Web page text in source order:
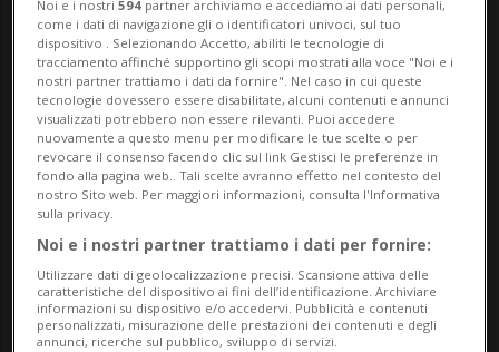
Noi e i nostri594 partner archiviamo e accediamo ai dati personali,
come i dati di navigazione gli o identificatori univoci, sul tuo
dispositivo . Selezionando Accetto, abiliti le tecnologie di
tracciamento affinché supportino gli scopi mostrati alla voce "Noi e i
nostri partner trattiamo i dati da fornire". Nel caso in cui queste
tecnologie dovessero essere disabilitate, alcuni contenuti e annunci
visualizzati potrebbero non essere rilevanti. Puoi accedere
nuovamente a questo menu per modificare le tue scelte o per
revocare il consenso facendo clic sul link Gestisci le preferenze in
fondo alla pagina web.. Tali scelte avranno effetto nel contesto del
nostro Sito web. Per maggiori informazioni, consulta l'Informativa
sulla privacy.
Noi e i nostri partner trattiamo i dati per fornire:
Utilizzare dati di geolocalizzazione precisi. Scansione attiva delle
caratteristiche del dispositivo ai fini dell’identificazione. Archiviare
informazioni su dispositivo e/o accedervi. Pubblicità e contenuti
personalizzati, misurazione delle prestazioni dei contenuti e degli
annunci, ricerche sul pubblico, sviluppo di servizi.